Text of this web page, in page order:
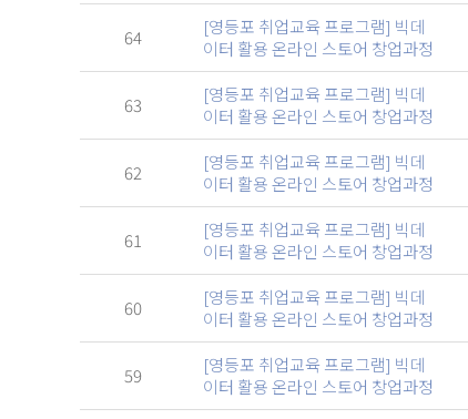
64
[영등포 취업교육 프로그램] 빅데
이터 활용 온라인 스토어 창업과정
63
[영등포 취업교육 프로그램] 빅데
이터 활용 온라인 스토어 창업과정
62
[영등포 취업교육 프로그램] 빅데
이터 활용 온라인 스토어 창업과정
61
[영등포 취업교육 프로그램] 빅데
이터 활용 온라인 스토어 창업과정
60
[영등포 취업교육 프로그램] 빅데
이터 활용 온라인 스토어 창업과정
59
[영등포 취업교육 프로그램] 빅데
이터 활용 온라인 스토어 창업과정